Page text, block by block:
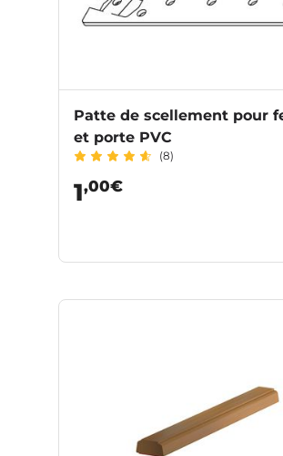
Patte de scellement pour
et porte PVC
(8)
1,00€